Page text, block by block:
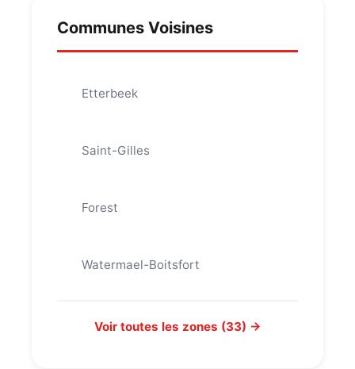
Communes Voisines
Etterbeek
Saint-Gilles
Forest
Watermael-Boitsfort
Voir toutes les zones (33) →